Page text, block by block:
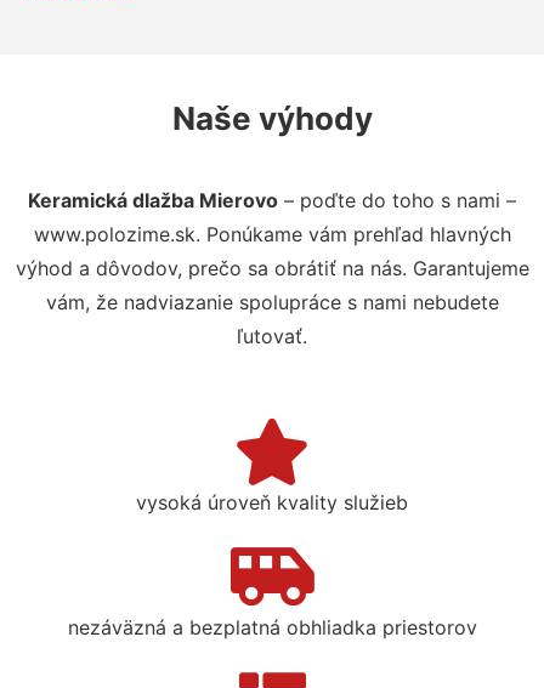
Naše výhody
Keramická dlažba Mierovo – poďte do toho s nami –
www.polozime.sk. Ponúkame vám prehľad hlavných
výhod a dôvodov, prečo sa obrátiť na nás. Garantujeme
vám, že nadviazanie spolupráce s nami nebudete
ľutovať.
vysoká úroveň kvality služieb
nezáväzná a bezplatná obhliadka priestorov